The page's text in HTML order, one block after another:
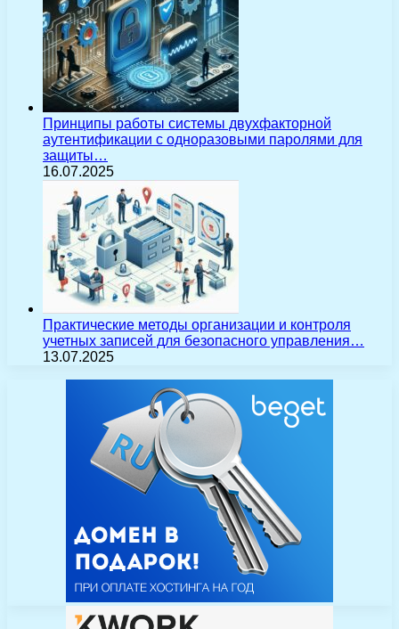
Принципы работы системы двухфакторной
аутентификации с одноразовыми паролями для
защиты…
16.07.2025
Практические методы организации и контроля
учетных записей для безопасного управления…
13.07.2025